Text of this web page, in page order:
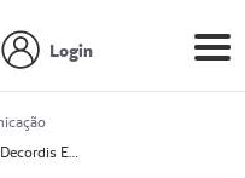
Login
Prestador Decordis Exames Cardiológicos LTDA (51004346-0)